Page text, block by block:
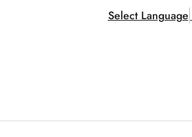
Select Language